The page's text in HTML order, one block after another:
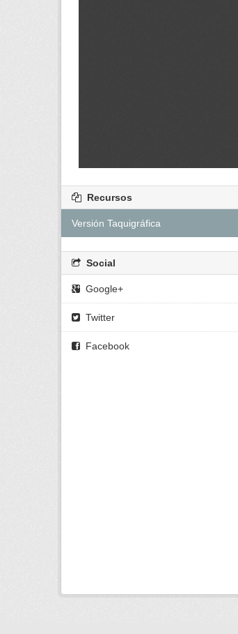
Recursos
Versión Taquigráfica
Social
Google+
Twitter
Facebook